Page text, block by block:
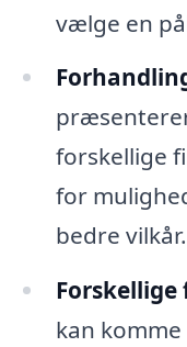
vælge en
forskellige
for
bedre vilkår.
Forskellige
kan